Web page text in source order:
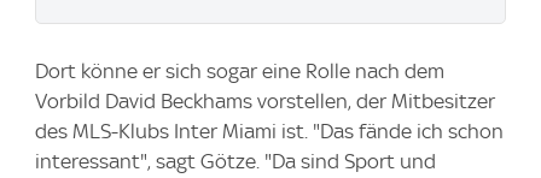
Dort könne er sich sogar eine Rolle nach dem
Vorbild David Beckhams vorstellen, der Mitbesitzer
des MLS-Klubs Inter Miami ist. "Das fände ich schon
interessant", sagt Götze. "Da sind Sport und